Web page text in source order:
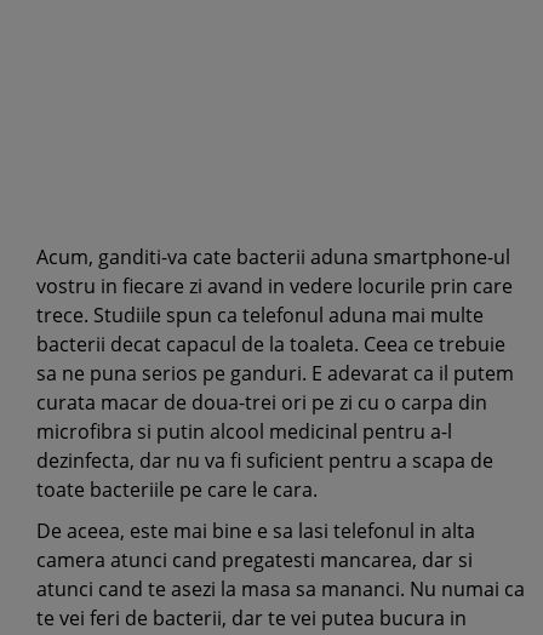
Acum, ganditi-va cate bacterii aduna smartphone-ul
vostru in fiecare zi avand in vedere locurile prin care
trece. Studiile spun ca telefonul aduna mai multe
bacterii decat capacul de la toaleta. Ceea ce trebuie
sa ne puna serios pe ganduri. E adevarat ca il putem
curata macar de doua-trei ori pe zi cu o carpa din
microfibra si putin alcool medicinal pentru a-l
dezinfecta, dar nu va fi suficient pentru a scapa de
toate bacteriile pe care le cara.
De aceea, este mai bine e sa lasi telefonul in alta
camera atunci cand pregatesti mancarea, dar si
atunci cand te asezi la masa sa mananci. Nu numai ca
te vei feri de bacterii, dar te vei putea bucura in